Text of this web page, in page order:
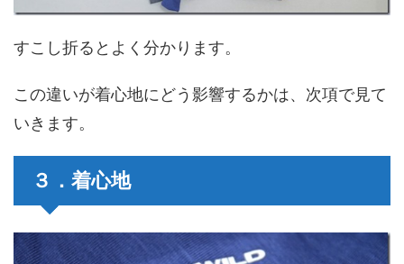
すこし折るとよく分かります。
この違いが着心地にどう影響するかは、次項で見て
いきます。
３．着心地